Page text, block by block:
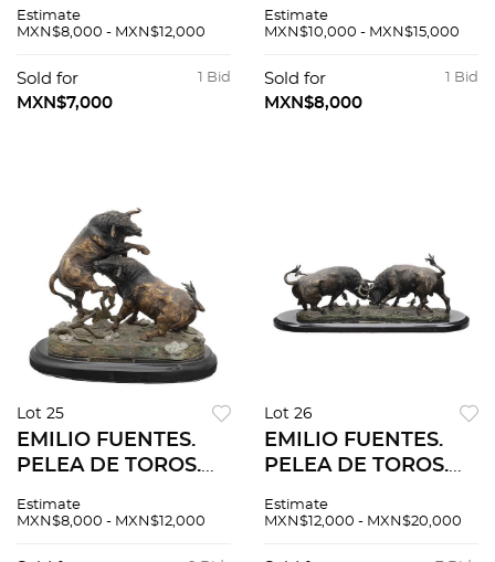
en bronce patinado
Firmada, fechada y
referida: "Fuentes,
Estimate
MXN$8,000 - MXN$12,000
1 Bid
Sold for
MXN$7,000
Firmado "C Ruano
"El bonito de la
dehesa". 38 x 30 cm.
Estimate
MXN$10,000 - MXN$15,000
1 Bid
Sold for
MXN$8,000
Lot 25
EMILIO FUENTES.
PELEA DE TOROS.
patinado con base
Estimate
MXN$8,000 - MXN$12,000
Lot 26
EMILIO FUENTES.
PELEA DE TOROS.
patinado con base
Estimate
MXN$12,000 - MXN$20,000